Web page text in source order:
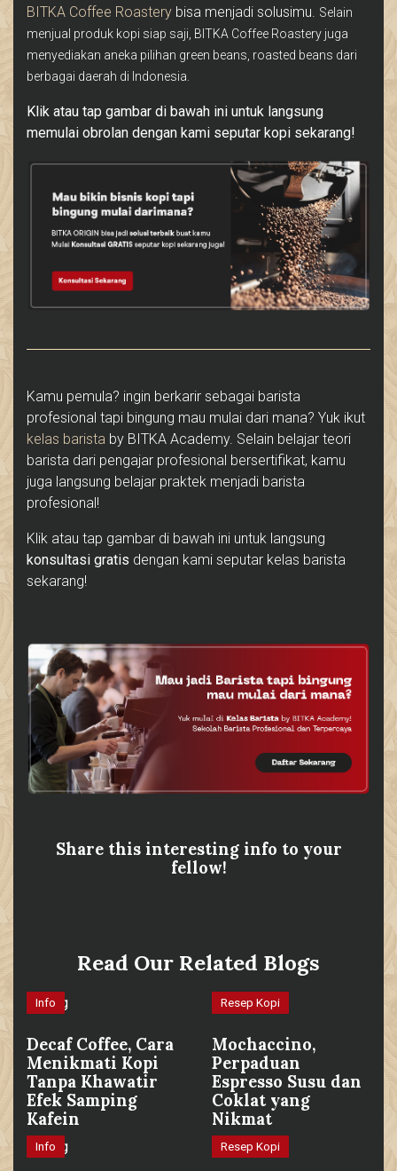
BITKA Coffee Roastery bisa menjadi solusimu.
Selain
menjual produk kopi siap saji, BITKA Coffee Roastery juga
menyediakan aneka pilihan green beans, roasted beans dari
berbagai daerah di Indonesia.
Klik atau tap gambar di bawah ini untuk langsung
memulai obrolan dengan kami seputar kopi sekarang!
Kamu pemula? ingin berkarir sebagai barista
profesional tapi bingung mau mulai dari mana? Yuk ikut
kelas barista by BITKA Academy. Selain belajar teori
barista dari pengajar profesional bersertifikat, kamu
juga langsung belajar praktek menjadi barista
profesional!
Klik atau tap gambar di bawah ini untuk langsung
konsultasi gratis dengan kami seputar kelas barista
sekarang!
Share this interesting info to your
fellow!
Read Our Related Blogs
Info
Decaf Coffee, Cara
Menikmati Kopi
Tanpa Khawatir
Efek Samping
Kafein
Resep Kopi
Mochaccino,
Perpaduan
Espresso Susu dan
Coklat yang
Nikmat
Info Resep Kopi